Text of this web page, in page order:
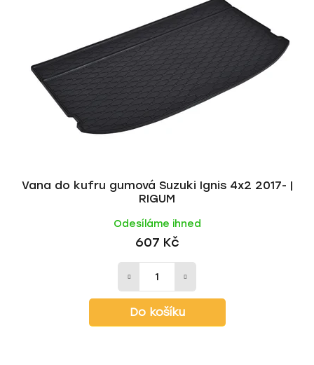
Vana do kufru gumová Suzuki Ignis 4x2 2017- |
RIGUM
Odesíláme ihned
607 Kč
Do košíku